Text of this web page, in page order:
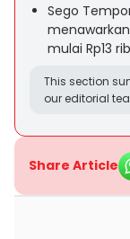
Sego
mulai Rp13
This section
our editorial
Share Article